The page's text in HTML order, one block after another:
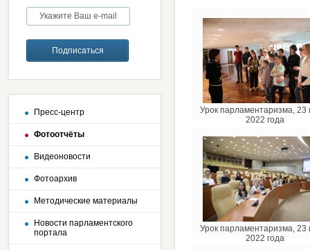
Пресс-центр
Фотоотчёты
Видеоновости
Фотоархив
Методические материалы
Новости парламентского
портала
Урок парламентаризма, 23
2022 года
Урок парламентаризма, 23
2022 года